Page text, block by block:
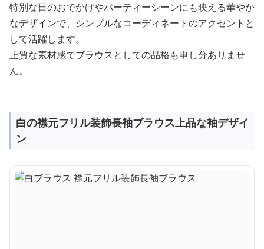
特別な日のおでかけやパーティーシーンにも映える華やか
なデザインで、シンプルなコーディネートのアクセントと
して活躍します。
上質な素材感でブラウスとしての品格も申し分ありませ
ん。
白の襟元フリル装飾長袖ブラウス上品な袖デザイ
ン